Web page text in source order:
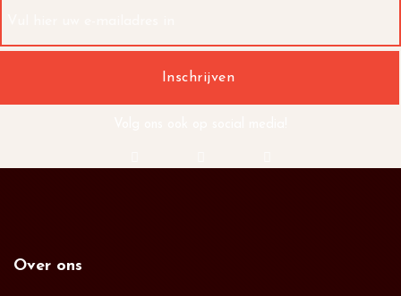
Over ons